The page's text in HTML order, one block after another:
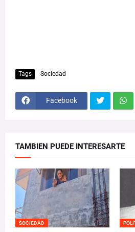
Tags Sociedad
Facebook
TAMBIEN PUEDE INTERESARTE
SOCIEDAD